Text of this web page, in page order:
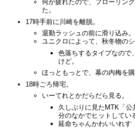
何か疲れたので、フローリン
た。
17時手前に川崎を離脱。
退勤ラッシュの前に滑り込み。
ユニクロによって、秋冬物のシ
色落ちするタイプなので
けど。
ほっともっとで、幕の内梅を購
18時ごろ帰宅。
いーてれとかだらだら見る。
久しぶりに見たMTK「公
分のなかでヒットしてい
延命ちゃんかわいいれす